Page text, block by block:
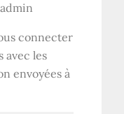
connecter
avec les
envoyées à